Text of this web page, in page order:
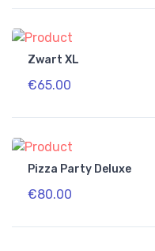
Zwart XL
€65.00
Pizza Party Deluxe
€80.00